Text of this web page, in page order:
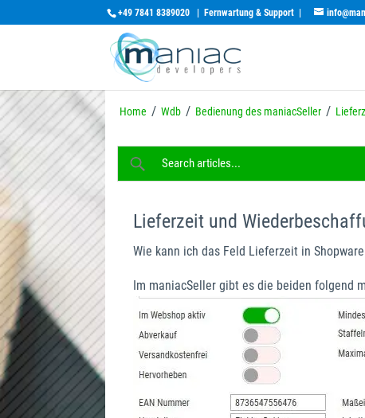
+49 7841 8389020 Fernwartung & Support
Home / Wdb / Bedienung des maniacSeller /
Lieferzeit und
Wie kann ich das Feld Lieferzeit in
Im maniacSeller gibt es die beiden folgend